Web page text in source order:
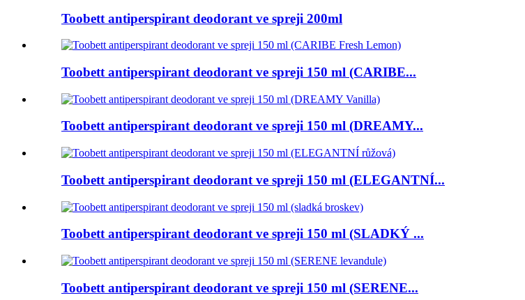
Toobett antiperspirant deodorant ve spreji 200ml
Toobett antiperspirant deodorant ve spreji 150 ml (CARIBE...
Toobett antiperspirant deodorant ve spreji 150 ml (DREAMY...
Toobett antiperspirant deodorant ve spreji 150 ml (ELEGANTNÍ...
Toobett antiperspirant deodorant ve spreji 150 ml (SLADKÝ ...
Toobett antiperspirant deodorant ve spreji 150 ml (SERENE...